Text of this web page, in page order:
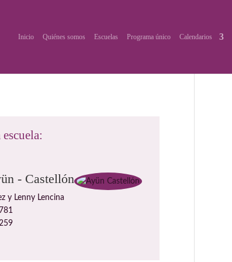
Inicio Quiénes somos Escuelas Programa único Calendarios
- Castellón
y Lenny Lencina